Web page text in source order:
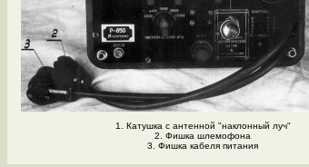
1. Катушка с антенной "наклонный луч"
2. Фишка шлемофона
3. Фишка кабеля питания